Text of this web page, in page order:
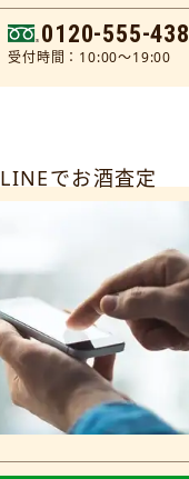
0120-555-438
受付時間：10:00～19:00
LINEでお酒査定